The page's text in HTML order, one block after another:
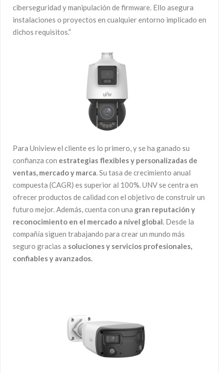
ciberseguridad y manipulación de firmware. Ello asegura
instalaciones o proyectos en cualquier entorno implicado en
dichos requisitos.”
Para Uniview el cliente es lo primero, y se ha ganado su
confianza con estrategias flexibles y personalizadas de
ventas, mercado y marca. Su tasa de crecimiento anual
compuesta (CAGR) es superior al 100%. UNV se centra en
ofrecer productos de calidad con el objetivo de construir un
futuro mejor. Además, cuenta con una gran reputación y
reconocimiento en el mercado a nivel global. Desde la
compañía siguen trabajando para crear un mundo más
seguro gracias a soluciones y servicios profesionales,
confiables y avanzados.